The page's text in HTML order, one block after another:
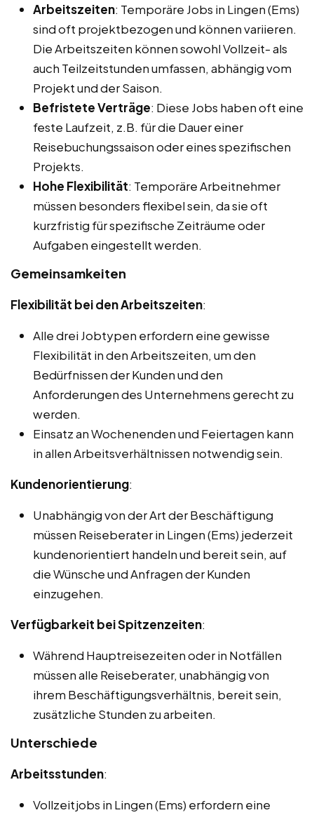
Arbeitszeiten: Temporäre Jobs in Lingen (Ems)
sind oft projektbezogen und können variieren.
Die Arbeitszeiten können sowohl Vollzeit- als
auch Teilzeitstunden umfassen, abhängig vom
Projekt und der Saison.
Befristete Verträge: Diese Jobs haben oft eine
feste Laufzeit, z.B. für die Dauer einer
Reisebuchungssaison oder eines spezifischen
Projekts.
Hohe Flexibilität: Temporäre Arbeitnehmer
müssen besonders flexibel sein, da sie oft
kurzfristig für spezifische Zeiträume oder
Aufgaben eingestellt werden.
Gemeinsamkeiten
Flexibilität bei den Arbeitszeiten:
Alle drei Jobtypen erfordern eine gewisse
Flexibilität in den Arbeitszeiten, um den
Bedürfnissen der Kunden und den
Anforderungen des Unternehmens gerecht zu
werden.
Einsatz an Wochenenden und Feiertagen kann
in allen Arbeitsverhältnissen notwendig sein.
Kundenorientierung:
Unabhängig von der Art der Beschäftigung
müssen Reiseberater in Lingen (Ems) jederzeit
kundenorientiert handeln und bereit sein, auf
die Wünsche und Anfragen der Kunden
einzugehen.
Verfügbarkeit bei Spitzenzeiten:
Während Hauptreisezeiten oder in Notfällen
müssen alle Reiseberater, unabhängig von
ihrem Beschäftigungsverhältnis, bereit sein,
zusätzliche Stunden zu arbeiten.
Unterschiede
Arbeitsstunden:
Vollzeitjobs in Lingen (Ems) erfordern eine